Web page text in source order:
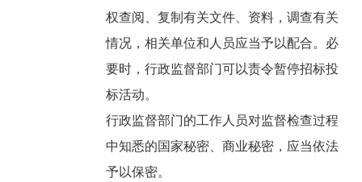
权查阅、复制有关文件、资料，调查有关
情况，相关单位和人员应当予以配合。必
要时，行政监督部门可以责令暂停招标投
标活动。
行政监督部门的工作人员对监督检查过程
中知悉的国家秘密、商业秘密，应当依法
予以保密。